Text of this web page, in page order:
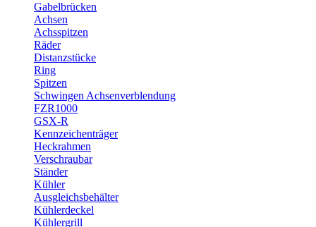
Gabelbrücken
Achsen
Achsspitzen
Räder
Distanzstücke
Ring
Spitzen
Schwingen Achsenverblendung
FZR1000
GSX-R
Kennzeichenträger
Heckrahmen
Verschraubar
Ständer
Kühler
Ausgleichsbehälter
Kühlerdeckel
Kühlergrill